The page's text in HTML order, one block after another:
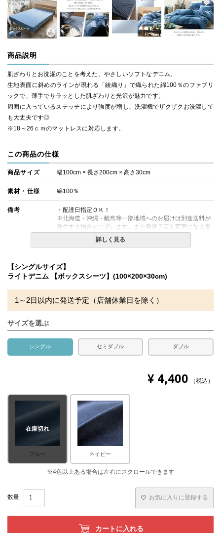
商品説明
肌ざわりとお洗濯のことを考えた、やさしいソフトなデニム。
生地表面に斜めのラインが現れる「綾織り」で織られた綿100％のファブリ
ックで、薄手でサラッとした肌ざわりと光沢が魅力です。
周囲に入っているステッチにより強度が増し、洗濯機でザクザクお洗濯して
も大丈夫です◎
※18～26ｃｍのマットレスに対応します。
この商品の仕様
商品サイズ 幅100cm × 長さ200cm × 高さ30cm
素材・仕様 綿100％
備考
・配達日指定ＯＫ！
※北海道・沖縄・離島等一部地域へのお届けは別途送料が
発生する場合がございます。また発送予定も変更になる場
合があります。
詳しく見る
【シングルサイズ】
ライトデニム 【ボックスシーツ】(100×200×30cm)
1～2日以内に発送予定（店舗休業日を除く）
サイズを選ぶ
シングル セミダブル ダブル
¥ 4,400 税込
ブルー
在庫切れ
ネイビー
お気に入りに登録する
カートに入れる